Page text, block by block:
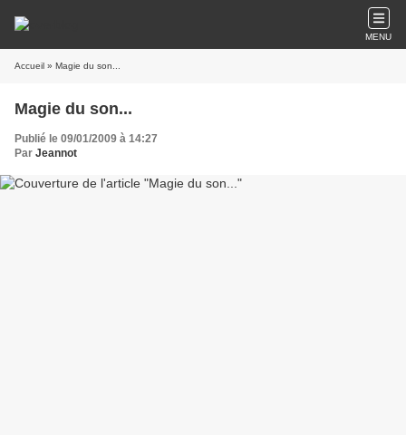
MENU
Accueil » Magie du son...
Magie du son...
Publié le 09/01/2009 à 14:27
Par Jeannot